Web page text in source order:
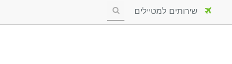
שירותים למטיילים